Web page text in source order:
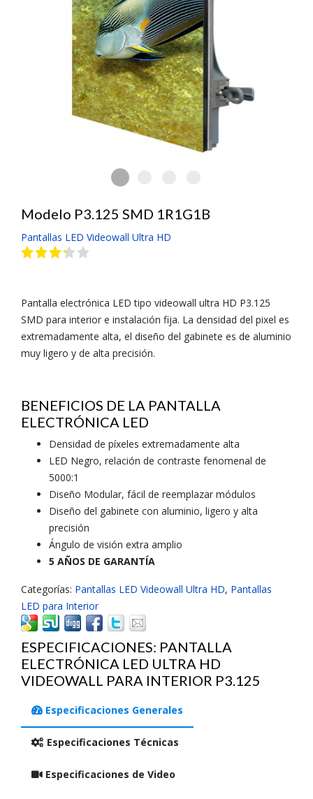
Pantalla Electrónica LED Ultra
Modelo P3.125 SMD 1R1G1B
Pantallas LED Videowall Ultra HD
Pantalla electrónica LED tipo videowall ultra HD P3.125
SMD para interior e instalación fija. La densidad del pixel es
extremadamente alta, el diseño del gabinete es de aluminio
muy ligero y de alta precisión.
BENEFICIOS DE LA PANTALLA
ELECTRÓNICA LED
Densidad de píxeles extremadamente alta
LED Negro, relación de contraste fenomenal de
5000:1
Diseño Modular, fácil de reemplazar módulos
Diseño del gabinete con aluminio, ligero y alta
precisión
Ángulo de visión extra amplio
5 AÑOS DE GARANTÍA
Categorías: Pantallas LED Videowall Ultra HD, Pantallas
LED para Interior
ESPECIFICACIONES: PANTALLA
ELECTRÓNICA LED ULTRA HD
VIDEOWALL PARA INTERIOR P3.125
Especificaciones Generales
Especificaciones Técnicas
Especificaciones de Video